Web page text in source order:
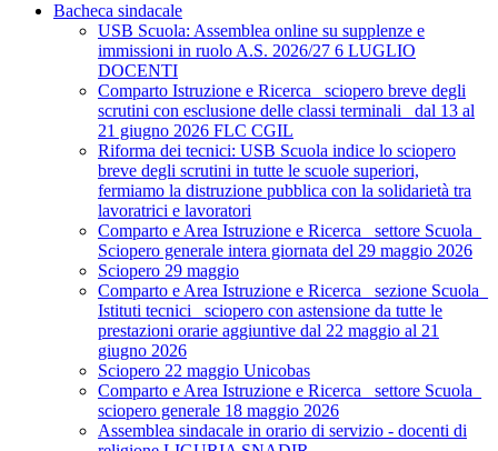
Bacheca sindacale
USB Scuola: Assemblea online su supplenze e
immissioni in ruolo A.S. 2026/27 6 LUGLIO
DOCENTI
Comparto Istruzione e Ricerca_ sciopero breve degli
scrutini con esclusione delle classi terminali_ dal 13 al
21 giugno 2026 FLC CGIL
Riforma dei tecnici: USB Scuola indice lo sciopero
breve degli scrutini in tutte le scuole superiori,
fermiamo la distruzione pubblica con la solidarietà tra
lavoratrici e lavoratori
Comparto e Area Istruzione e Ricerca_ settore Scuola_
Sciopero generale intera giornata del 29 maggio 2026
Sciopero 29 maggio
Comparto e Area Istruzione e Ricerca_ sezione Scuola_
Istituti tecnici_ sciopero con astensione da tutte le
prestazioni orarie aggiuntive dal 22 maggio al 21
giugno 2026
Sciopero 22 maggio Unicobas
Comparto e Area Istruzione e Ricerca_ settore Scuola_
sciopero generale 18 maggio 2026
Assemblea sindacale in orario di servizio - docenti di